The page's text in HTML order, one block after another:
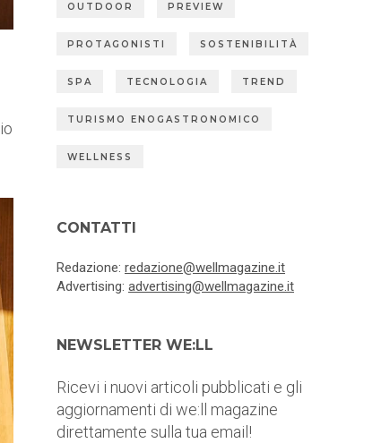
OUTDOOR PREVIEW
PROTAGONISTI SOSTENIBILITÀ
SPA TECNOLOGIA TREND
TURISMO ENOGASTRONOMICO
WELLNESS
CONTATTI
Redazione: redazione@wellmagazine.it
Advertising: advertising@wellmagazine.it
NEWSLETTER WE:LL
Ricevi i nuovi articoli pubblicati e gli
aggiornamenti di we:ll magazine
direttamente sulla tua email!